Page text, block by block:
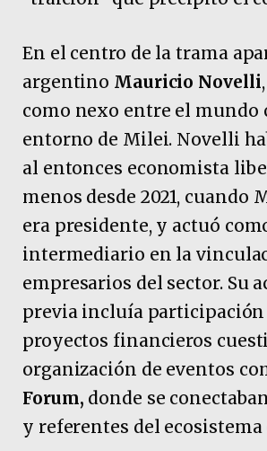
En el centro de la trama
argentino Mauricio Novelli
como nexo entre el mundo
entorno de Milei. Novelli
al entonces economista
menos desde 2021, cuando
era presidente, y actuó
intermediario en la
empresarios del sector. Su
previa incluía participación
proyectos financieros
organización de eventos
Forum, donde se
y referentes del